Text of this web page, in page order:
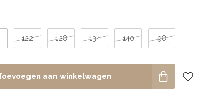
122 128 134 140 98
aan winkelwagen